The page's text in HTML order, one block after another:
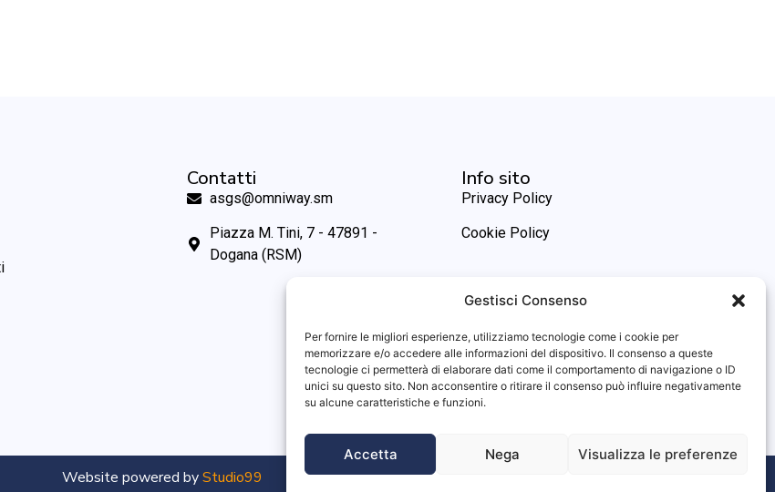
Gestisci Consenso
Per fornire le migliori esperienze, utilizziamo tecnologie come i cookie per
memorizzare e/o accedere alle informazioni del dispositivo. Il consenso a queste
tecnologie ci permetterà di elaborare dati come il comportamento di navigazione o ID
unici su questo sito. Non acconsentire o ritirare il consenso può influire negativamente
su alcune caratteristiche e funzioni.
Accetta Nega Visualizza le preferenze
Contatti
asgs@omniway.sm
Piazza M. Tini, 7 - 47891 -
Dogana (RSM)
Info sito
Privacy Policy
Cookie Policy
Website powered byStudio99